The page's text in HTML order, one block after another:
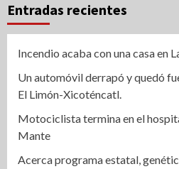
Entradas recientes
Incendio acaba con una casa en
Un automóvil derrapó y quedó
El Limón-Xicoténcatl.
Motociclista termina en el
Mante
Acerca programa estatal,